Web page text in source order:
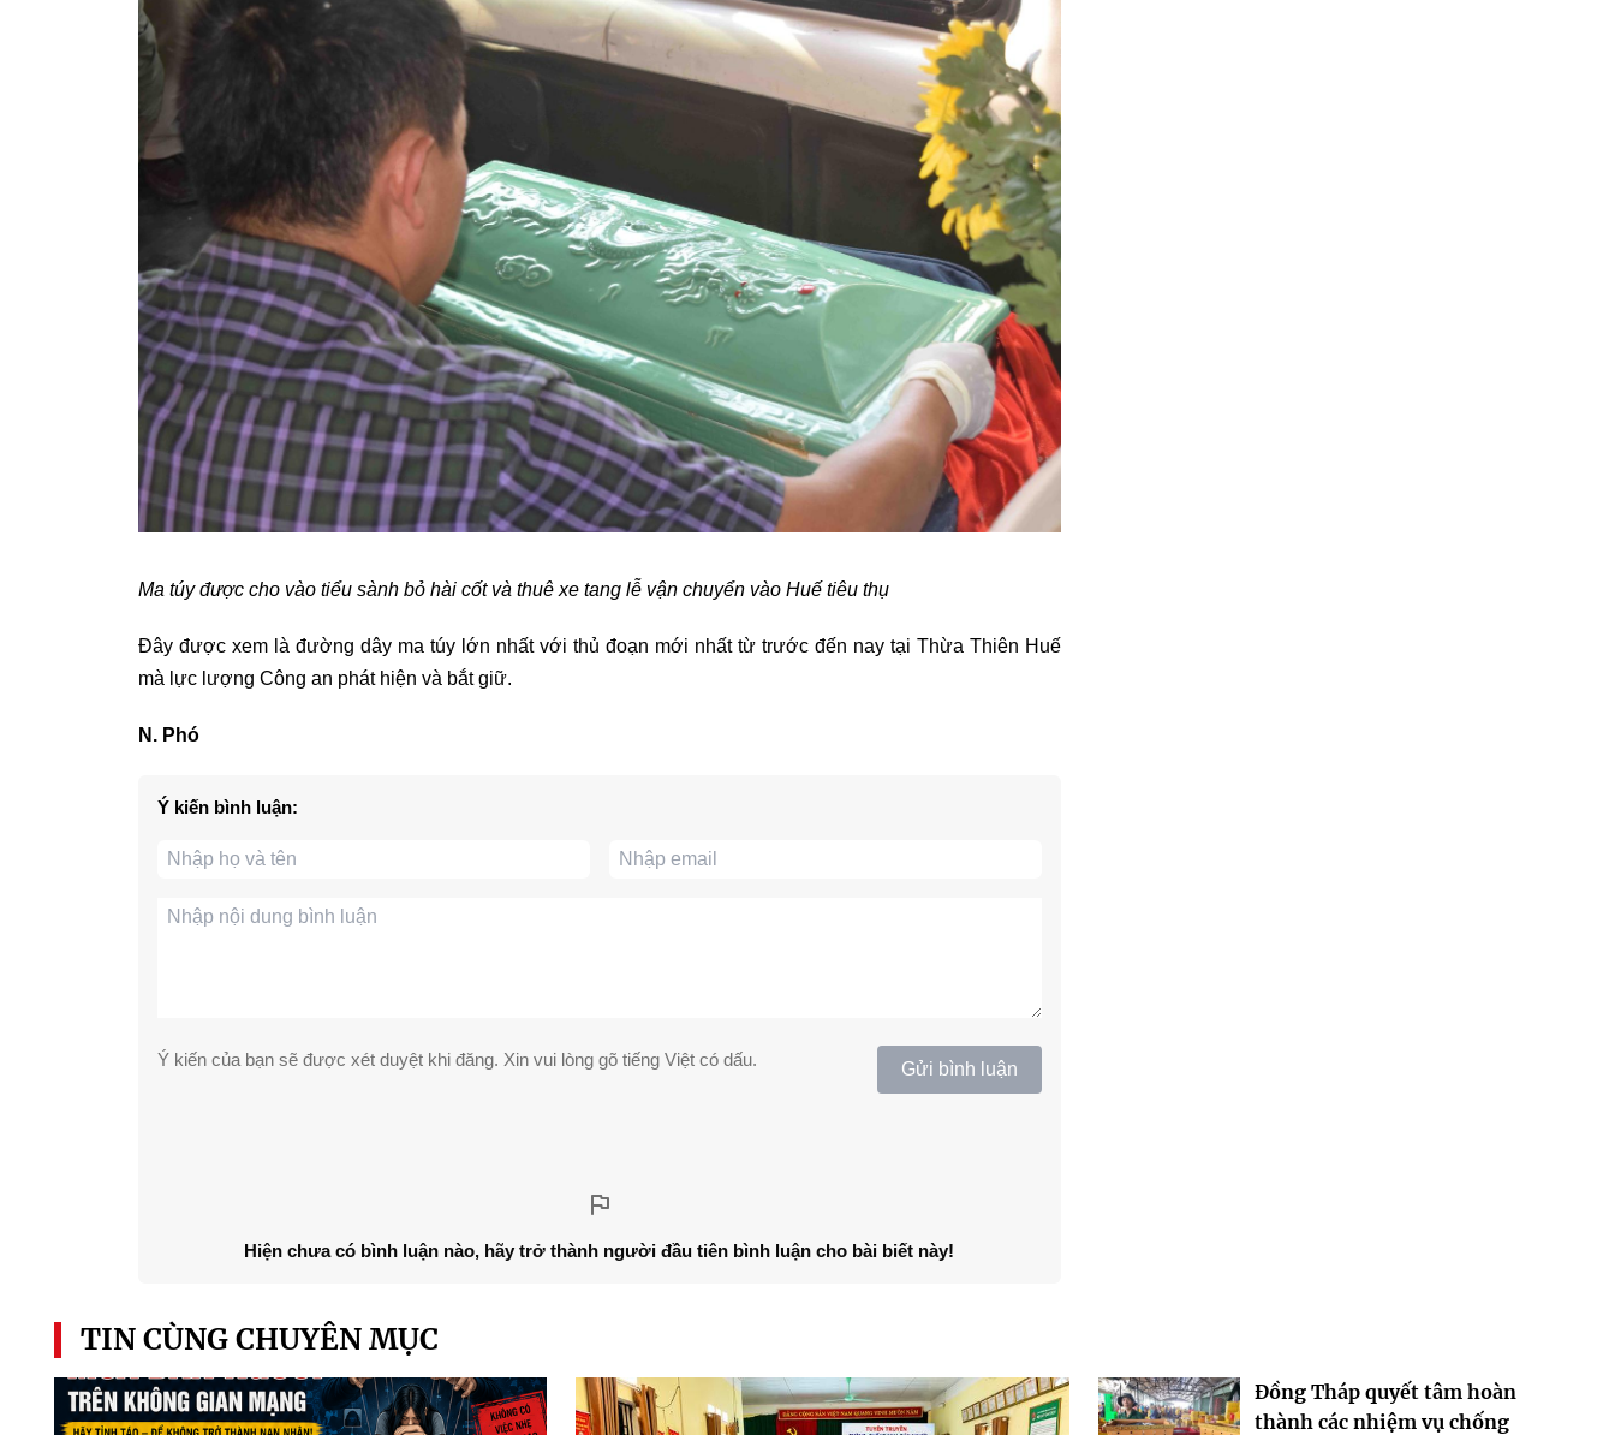
Ma túy được cho vào tiểu sành bỏ hài cốt và thuê xe tang lễ vận chuyển vào Huế tiêu thụ
Đây được xem là đường dây ma túy lớn nhất với thủ đoạn mới nhất từ trước đến nay tại Thừa Thiên Huế
mà lực lượng Công an phát hiện và bắt giữ.
N. Phó
Ý kiến bình luận:
Ý kiến của bạn sẽ được xét duyệt khi đăng. Xin vui lòng gõ tiếng Việt có dấu. Gửi bình luận
Hiện chưa có bình luận nào, hãy trở thành người đầu tiên bình luận cho bài biết này!
TIN CÙNG CHUYÊN MỤC
Đồng Tháp quyết tâm hoàn
thành các nhiệm vụ chống